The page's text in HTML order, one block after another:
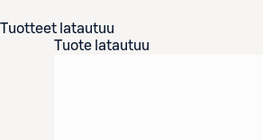
Tuotteet latautuu
Tuote latautuu